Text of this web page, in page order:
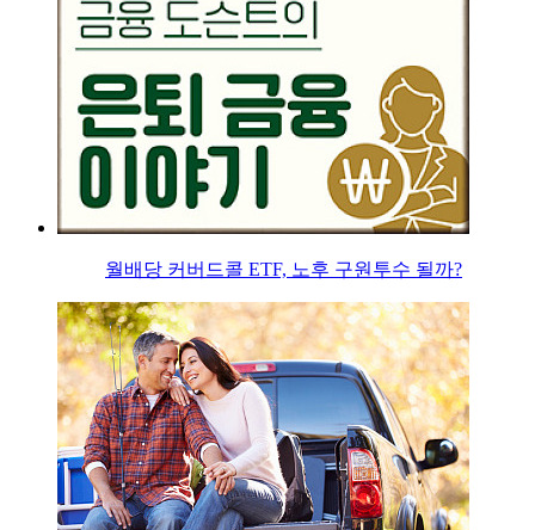
월배당 커버드콜 ETF, 노후 구원투수 될까?